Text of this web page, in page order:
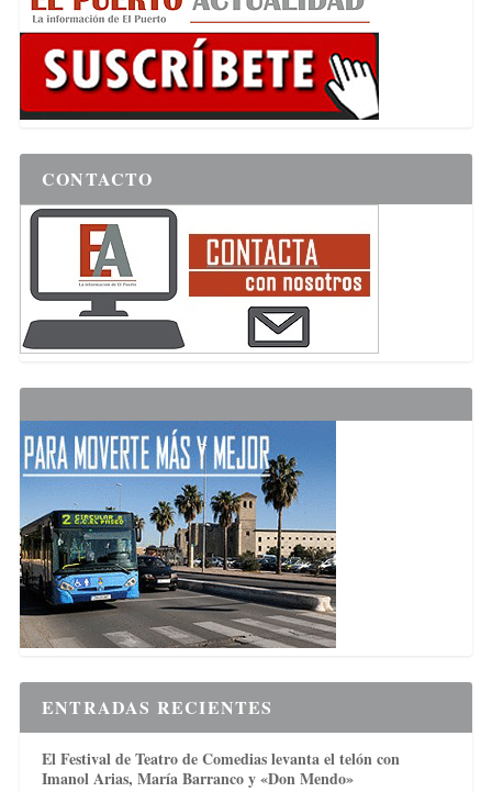
CONTACTO
ENTRADAS RECIENTES
El Festival de Teatro de Comedias levanta el telón con
Imanol Arias, María Barranco y «Don Mendo»